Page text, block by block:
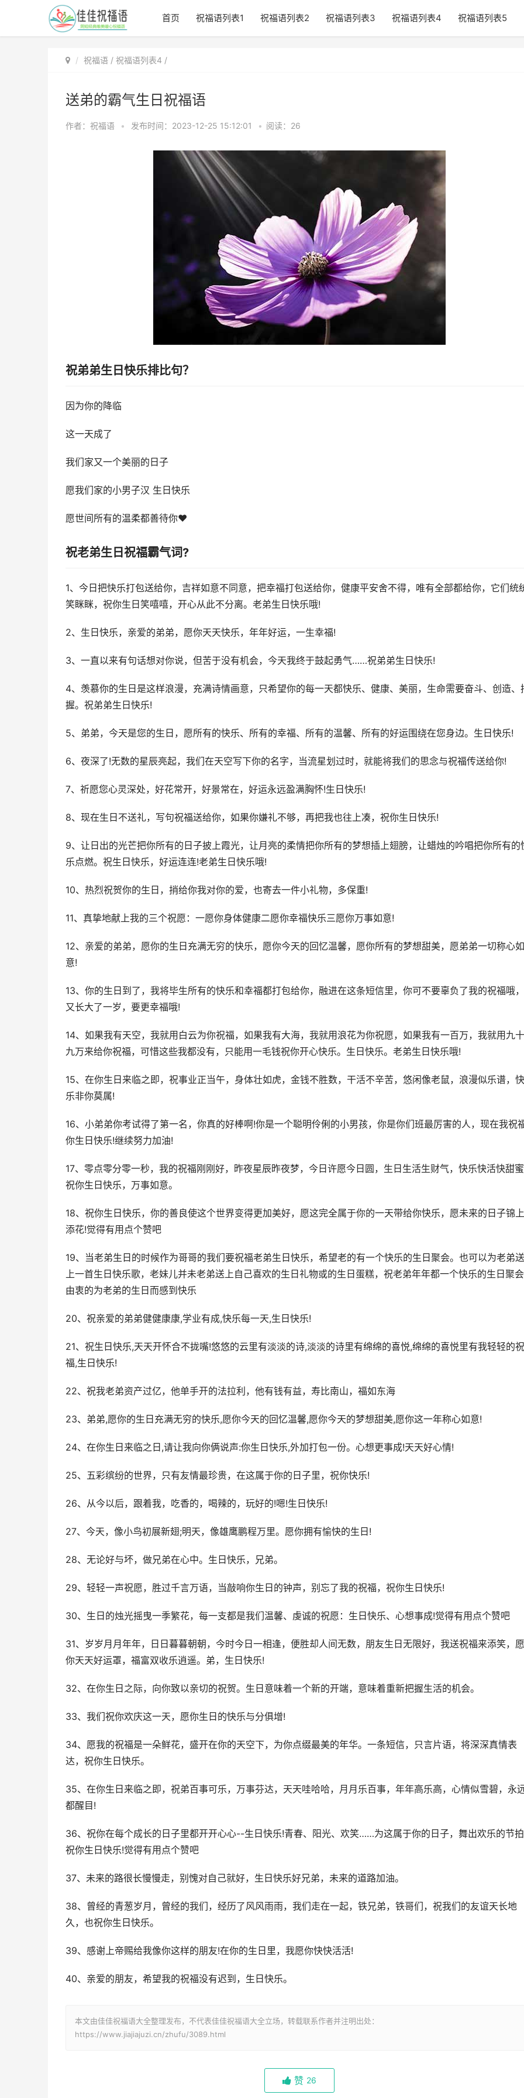
首页 祝福语列表1 祝福语列表2 祝福语列表3 祝福语列表4 祝福语列表5
祝福语 / 祝福语列表4 /
送弟的霸气生日祝福语
作者：祝福语 • 发布时间：2023-12-25 15:12:01 • 阅读：26
祝弟弟生日快乐排比句？
因为你的降临
这一天成了
我们家又一个美丽的日子
愿我们家的小男子汉 生日快乐
愿世间所有的温柔都善待你❤️
祝老弟生日祝福霸气词?
1、今日把快乐打包送给你，吉祥如意不同意，把幸福打包送给你，健康平安舍不得，唯有全部都给你，它们统
笑眯眯，祝你生日笑嘻嘻，开心从此不分离。老弟生日快乐哦!
2、生日快乐，亲爱的弟弟，愿你天天快乐，年年好运，一生幸福!
3、一直以来有句话想对你说，但苦于没有机会，今天我终于鼓起勇气……祝弟弟生日快乐!
4、羡慕你的生日是这样浪漫，充满诗情画意，只希望你的每一天都快乐、健康、美丽，生命需要奋斗、创造、
握。祝弟弟生日快乐!
5、弟弟，今天是您的生日，愿所有的快乐、所有的幸福、所有的温馨、所有的好运围绕在您身边。生日快乐!
6、夜深了!无数的星辰亮起，我们在天空写下你的名字，当流星划过时，就能将我们的思念与祝福传送给你!
7、祈愿您心灵深处，好花常开，好景常在，好运永远盈满胸怀!生日快乐!
8、现在生日不送礼，写句祝福送给你，如果你嫌礼不够，再把我也往上凑，祝你生日快乐!
9、让日出的光芒把你所有的日子披上霞光，让月亮的柔情把你所有的梦想插上翅膀，让蜡烛的吟唱把你所有的
乐点燃。祝生日快乐，好运连连!老弟生日快乐哦!
10、热烈祝贺你的生日，捎给你我对你的爱，也寄去一件小礼物，多保重!
11、真挚地献上我的三个祝愿：一愿你身体健康二愿你幸福快乐三愿你万事如意!
12、亲爱的弟弟，愿你的生日充满无穷的快乐，愿你今天的回忆温馨，愿你所有的梦想甜美，愿弟弟一切称心如
意!
13、你的生日到了，我将毕生所有的快乐和幸福都打包给你，融进在这条短信里，你可不要辜负了我的祝福哦，
又长大了一岁，要更幸福哦!
14、如果我有天空，我就用白云为你祝福，如果我有大海，我就用浪花为你祝愿，如果我有一百万，我就用九十
九万来给你祝福，可惜这些我都没有，只能用一毛钱祝你开心快乐。生日快乐。老弟生日快乐哦!
15、在你生日来临之即，祝事业正当午，身体壮如虎，金钱不胜数，干活不辛苦，悠闲像老鼠，浪漫似乐谱，快
乐非你莫属!
16、小弟弟你考试得了第一名，你真的好棒啊!你是一个聪明伶俐的小男孩，你是你们班最厉害的人，现在我祝
你生日快乐!继续努力加油!
17、零点零分零一秒，我的祝福刚刚好，昨夜星辰昨夜梦，今日许愿今日圆，生日生活生财气，快乐快活快甜
祝你生日快乐，万事如意。
18、祝你生日快乐，你的善良使这个世界变得更加美好，愿这完全属于你的一天带给你快乐，愿未来的日子锦上
添花!觉得有用点个赞吧
19、当老弟生日的时候作为哥哥的我们要祝福老弟生日快乐，希望老的有一个快乐的生日聚会。也可以为老弟送
上一首生日快乐歌，老妹儿并未老弟送上自己喜欢的生日礼物或的生日蛋糕，祝老弟年年都一个快乐的生日聚
由衷的为老弟的生日而感到快乐
20、祝亲爱的弟弟健健康康,学业有成,快乐每一天,生日快乐!
21、祝生日快乐,天天开怀合不拢嘴!悠悠的云里有淡淡的诗,淡淡的诗里有绵绵的喜悦,绵绵的喜悦里有我轻轻的祝
福,生日快乐!
22、祝我老弟资产过亿，他单手开的法拉利，他有钱有益，寿比南山，福如东海
23、弟弟,愿你的生日充满无穷的快乐,愿你今天的回忆温馨,愿你今天的梦想甜美,愿你这一年称心如意!
24、在你生日来临之日,请让我向你俩说声:你生日快乐,外加打包一份。心想更事成!天天好心情!
25、五彩缤纷的世界，只有友情最珍贵，在这属于你的日子里，祝你快乐!
26、从今以后，跟着我，吃香的，喝辣的，玩好的!嗯!生日快乐!
27、今天，像小鸟初展新翅;明天，像雄鹰鹏程万里。愿你拥有愉快的生日!
28、无论好与坏，做兄弟在心中。生日快乐，兄弟。
29、轻轻一声祝愿，胜过千言万语，当敲响你生日的钟声，别忘了我的祝福，祝你生日快乐!
30、生日的烛光摇曳一季繁花，每一支都是我们温馨、虔诚的祝愿：生日快乐、心想事成!觉得有用点个赞吧
31、岁岁月月年年，日日暮暮朝朝，今时今日一相逢，便胜却人间无数，朋友生日无限好，我送祝福来添笑，愿
你天天好运罩，福富双收乐逍遥。弟，生日快乐!
32、在你生日之际，向你致以亲切的祝贺。生日意味着一个新的开端，意味着重新把握生活的机会。
33、我们祝你欢庆这一天，愿你生日的快乐与分俱增!
34、愿我的祝福是一朵鲜花，盛开在你的天空下，为你点缀最美的年华。一条短信，只言片语，将深深真情表
达，祝你生日快乐。
35、在你生日来临之即，祝弟百事可乐，万事芬达，天天哇哈哈，月月乐百事，年年高乐高，心情似雪碧，永
都醒目!
36、祝你在每个成长的日子里都开开心心--生日快乐!青春、阳光、欢笑……为这属于你的日子，舞出欢乐的节
祝你生日快乐!觉得有用点个赞吧
37、未来的路很长慢慢走，别愧对自己就好，生日快乐好兄弟，未来的道路加油。
38、曾经的青葱岁月，曾经的我们，经历了风风雨雨，我们走在一起，铁兄弟，铁哥们，祝我们的友谊天长地
久，也祝你生日快乐。
39、感谢上帝赐给我像你这样的朋友!在你的生日里，我愿你快快活活!
40、亲爱的朋友，希望我的祝福没有迟到，生日快乐。
本文由佳佳祝福语大全整理发布，不代表佳佳祝福语大全立场，转载联系作者并注明出处：
https://www.jiajiajuzi.cn/zhufu/3089.html
赞 26